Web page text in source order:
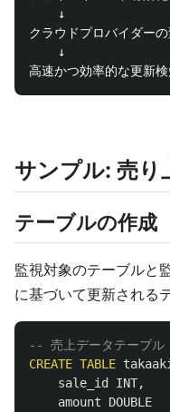
    ↓
クラウドプロバイダー
    ↓
サンプル: 売り
テーブルの作成
監視対象のテーブルと
に基づいて更新される
-- 売上データテーブル
CREATE TABLE
sale_id
INT,
amount
DOUBLE